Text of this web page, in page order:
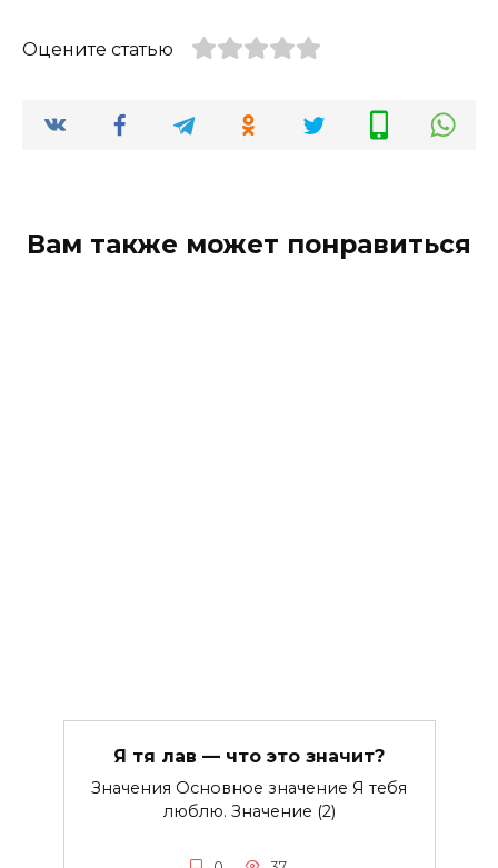
Оцените статью
Вам также может понравиться
Я тя лав — что это значит?
Значения Основное значение Я тебя
люблю. Значение (2)